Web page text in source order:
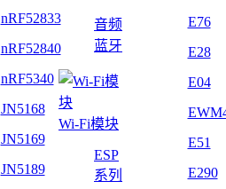
nRF52833
nRF52840
nRF5340
JN5168
JN5169
JN5189
音频
蓝牙
Wi-Fi模块
ESP
系列
E76
E28
E04
E51
E290